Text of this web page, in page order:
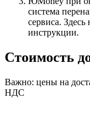
система
сервиса.
инструкции.
Стоимость
Важно: цены на
НДС